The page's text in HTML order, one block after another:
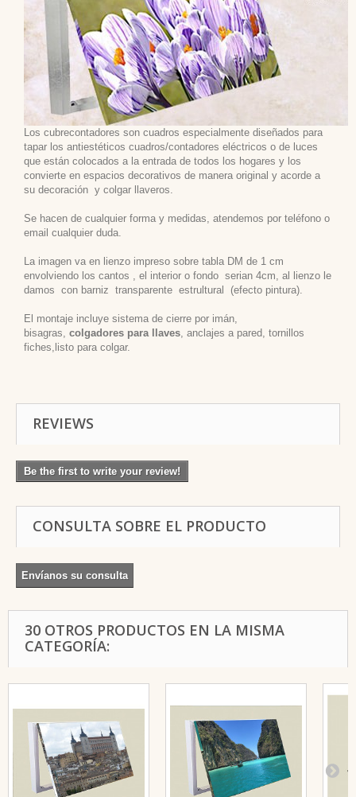
Los cubrecontadores son cuadros especialmente diseñados para
tapar los antiestéticos cuadros/contadores eléctricos o de luces
que están colocados a la entrada de todos los hogares y los
convierte en espacios decorativos de manera original y acorde a
su decoración y colgar llaveros.
Se hacen de cualquier forma y medidas, atendemos por teléfono o
email cualquier duda.
La imagen va en lienzo impreso sobre tabla DM de 1 cm
envolviendo los cantos , el interior o fondo serian 4cm, al lienzo le
damos con barniz transparente estrultural (efecto pintura).
El montaje incluye sistema de cierre por imán,
bisagras, colgadores para llaves , anclajes a pared, tornillos
fiches,listo para colgar.
REVIEWS
Be the first to write your review!
CONSULTA SOBRE EL PRODUCTO
Envíanos su consulta
30 OTROS PRODUCTOS EN LA MISMA
CATEGORÍA: